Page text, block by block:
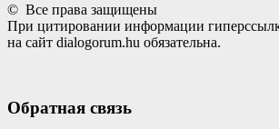
© Все права защищены
При цитировании информации
на сайт dialogorum.hu обязательна.
Обратная связь